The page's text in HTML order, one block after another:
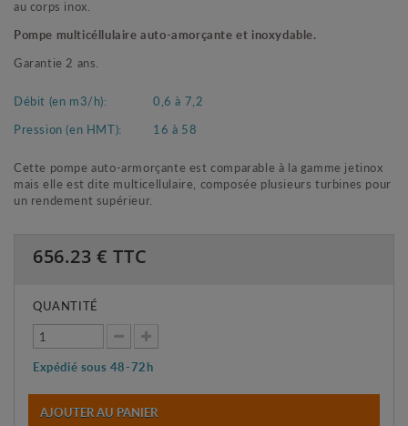
au corps inox.
Pompe multicéllulaire auto-amorçante et inoxydable.
Garantie 2 ans.
Débit (en m3/h):
0,6 à 7,2
Pression (en HMT):
16 à 58
Cette pompe auto-armorçante est comparable à la gamme jetinox
mais elle est dite multicellulaire, composée plusieurs turbines pour
un rendement supérieur.
656.23 € TTC
QUANTITÉ
Expédié sous 48-72h
AJOUTER AU PANIER